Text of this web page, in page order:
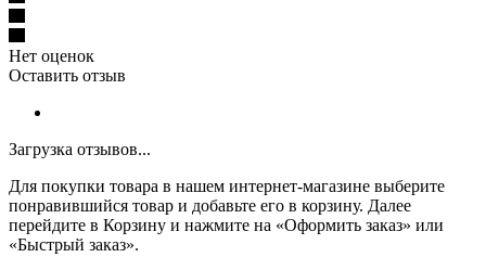
Нет оценок
Оставить отзыв
Загрузка отзывов...
Для покупки товара в нашем интернет-магазине выберите
понравившийся товар и добавьте его в корзину. Далее
перейдите в Корзину и нажмите на «Оформить заказ» или
«Быстрый заказ».